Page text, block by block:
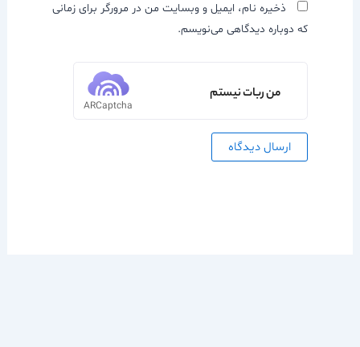
ذخیره نام، ایمیل و وبسایت من در مرورگر برای زمانی
که دوباره دیدگاهی می‌نویسم.
من ربات نیستم
ARCaptcha